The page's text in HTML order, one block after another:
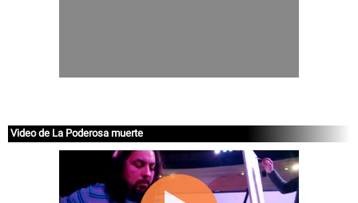
Video de La Poderosa muerte